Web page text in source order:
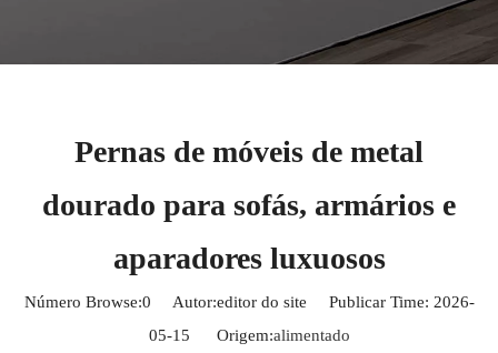
Pernas de móveis de metal
dourado para sofás, armários e
aparadores luxuosos
Número Browse:0 Autor:editor do site Publicar Time: 2026-
05-15 Origem:alimentado